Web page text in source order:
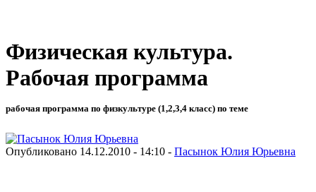
Физическая культура.
Рабочая программа
рабочая программа по физкультуре (1,2,3,4 класс) по теме
Опубликовано 14.12.2010 - 14:10 - Пасынок Юлия Юрьевна